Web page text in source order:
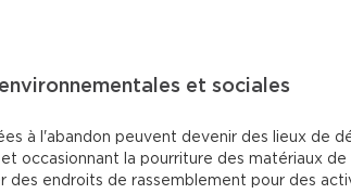
et sociales
à l'abandon peuvent devenir des lieux de
occasionnant la pourriture des matériaux de
des endroits de rassemblement pour des